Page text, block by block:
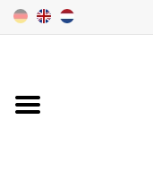
Startseite